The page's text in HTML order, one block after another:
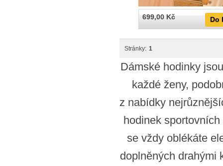
699,00 Kč Do
Stránky: 1
Dámské hodinky
každé ženy,
z nabídky
hodinek
se vždy oblékáte
doplněných drahými